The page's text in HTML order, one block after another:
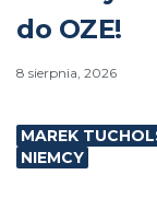
do OZE!
8 sierpnia, 2026
MAREK
NIEMCY